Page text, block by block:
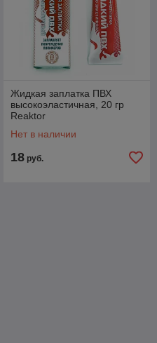
Жидкая заплатка ПВХ
высокоэластичная, 20 гр
Reaktor
Нет в наличии
18 руб.